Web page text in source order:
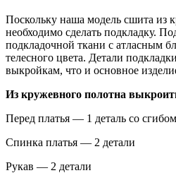
Поскольку наша модель сшита из
необходимо сделать подкладку.
подкладочной ткани с атласным
телесного цвета. Детали
выкройкам, что и основное
Из кружевного полотна
Перед платья — 1 деталь со сгибом
Спинка платья — 2 детали
Рукав — 2 детали